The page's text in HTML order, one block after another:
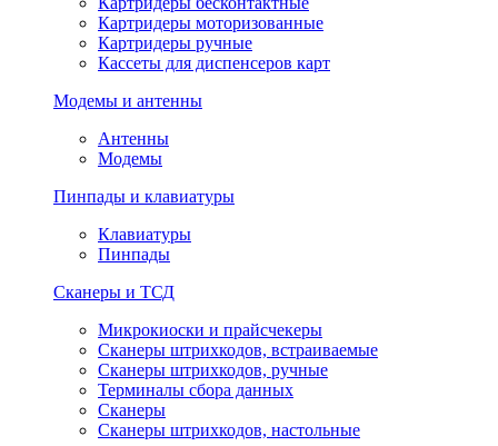
Картридеры моторизованные
Картридеры ручные
Кассеты для диспенсеров карт
Модемы и антенны
Антенны
Модемы
Пинпады и клавиатуры
Клавиатуры
Пинпады
Сканеры и ТСД
Микрокиоски и прайсчекеры
Сканеры штрихкодов, встраиваемые
Сканеры штрихкодов, ручные
Терминалы сбора данных
Сканеры
Сканеры штрихкодов, настольные